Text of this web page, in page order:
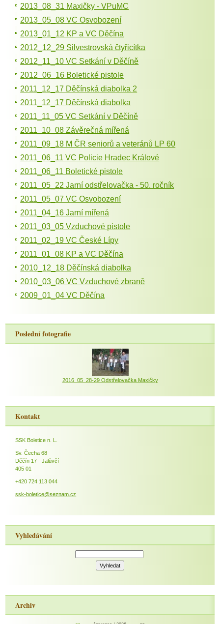
2013_08_31 Maxičky - VPuMC
2013_05_08 VC Osvobození
2013_01_12 KP a VC Děčína
2012_12_29 Silvestrovská čtyřicítka
2012_11_10 VC Setkání v Děčíně
2012_06_16 Boletické pistole
2011_12_17 Děčínská diabolka 2
2011_12_17 Děčínská diabolka
2011_11_05 VC Setkání v Děčíně
2011_10_08 Závěrečná mířená
2011_09_18 M ČR seniorů a veteránů LP 60
2011_06_11 VC Policie Hradec Králové
2011_06_11 Boletické pistole
2011_05_22 Jarní odstřelovačka - 50. ročník
2011_05_07 VC Osvobození
2011_04_16 Jarní mířená
2011_03_05 Vzduchové pistole
2011_02_19 VC České Lípy
2011_01_08 KP a VC Děčína
2010_12_18 Děčínská diabolka
2010_03_06 VC Vzduchové zbraně
2009_01_04 VC Děčína
Poslední fotografie
2016_05_28-29 Odstřelovačka Maxičky
Kontakt
SSK Boletice n. L.
Sv. Čecha 68
Děčín 17 - Jalůvčí
405 01
+420 724 113 044
ssk-boletice@seznam.cz
Vyhledávání
Archiv